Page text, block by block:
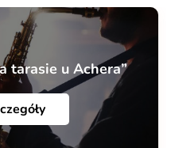
tarasie u Achera”